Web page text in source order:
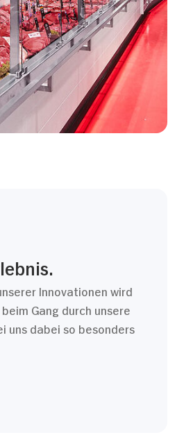
Innovationen wird
Gang durch unsere
uns dabei so besonders